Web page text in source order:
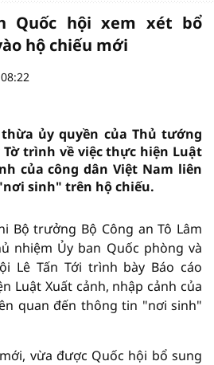
Quốc hội xem xét bổ
hộ chiếu mới
ủy quyền của Thủ tướng
trình về việc thực hiện Luật
của công dân Việt Nam liên
sinh" trên hộ chiếu.
Bộ trưởng Bộ Công an Tô Lâm
nhiệm Ủy ban Quốc phòng và
Lê Tấn Tới trình bày Báo cáo
Luật Xuất cảnh, nhập cảnh của
quan đến thông tin "nơi sinh"
vừa được Quốc hội bổ sung